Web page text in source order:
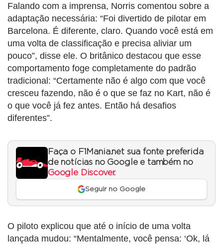
Falando com a imprensa, Norris comentou sobre a
adaptação necessária: “Foi divertido de pilotar em
Barcelona. É diferente, claro. Quando você está em
uma volta de classificação e precisa aliviar um
pouco”, disse ele. O britânico destacou que esse
comportamento foge completamente do padrão
tradicional: “Certamente não é algo com que você
cresceu fazendo, não é o que se faz no Kart, não é
o que você já fez antes. Então há desafios
diferentes”.
Faça o F1Mania.net sua fonte preferida
de notícias no Google e também no
Google Discover.
Seguir no Google
O piloto explicou que até o início de uma volta
lançada mudou: “Mentalmente, você pensa: ‘Ok, lá